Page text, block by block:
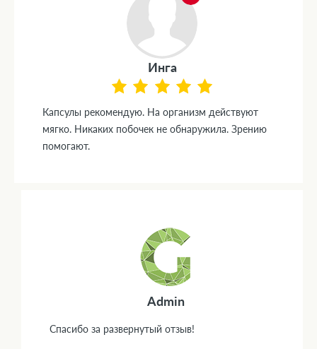
Инга
Капсулы рекомендую. На организм действуют
мягко. Никаких побочек не обнаружила. Зрению
помогают.
Admin
Спасибо за развернутый отзыв!